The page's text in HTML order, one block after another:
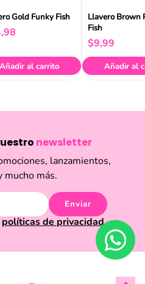
Gold Funky Fish
,98
Añadir al carrito
Llavero Brown
Fish
$9,99
Añadir al
newsletter
lanzamientos,
mucho más.
Enviar
políticas de privacidad.